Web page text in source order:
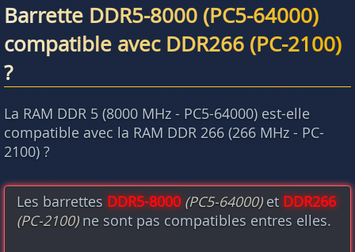
Barrette DDR5-8000 (PC5-64000)
compatible avec DDR266 (PC-2100)
?
La RAM DDR 5 (8000 MHz - PC5-64000) est-elle
compatible avec la RAM DDR 266 (266 MHz - PC-
2100) ?
Les barrettes DDR5-8000 (PC5-64000)et DDR266
(PC-2100)ne sont pas compatibles entres elles.